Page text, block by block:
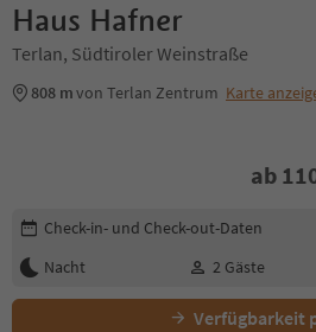
Haus Hafner
Terlan, Südtiroler Weinstraße
808 mvon Terlan Zentrum Karte
ab
Buchungsdetails bearbeiten
Check-in- und Check-out-Daten
Nacht
2 Gäste
Verfügbarkeit